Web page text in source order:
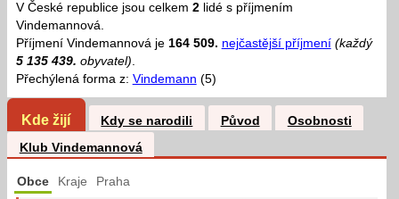
V České republice jsou celkem 2lidé s příjmením
Vindemannová.
Příjmení Vindemannová je 164 509. nejčastější příjmení (každý
5 135 439. obyvatel).
Přechýlená forma z: Vindemann (5)
Kde žijí Kdy se narodili Původ
Osobnosti
Klub Vindemannová
Obce Kraje Praha